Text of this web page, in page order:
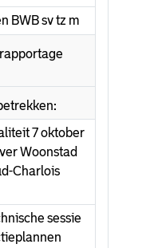
BWB sv tz m
7 oktober
Woonstad
Charlois
sessie